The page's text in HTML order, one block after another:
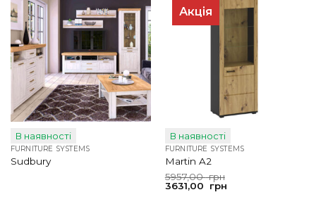
В наявності
FURNITURE SYSTEMS
Sudbury
Акція
В наявності
FURNITURE SYSTEMS
Martin A2
5957,00грн
Original
price
3631,00 грн
Current
price